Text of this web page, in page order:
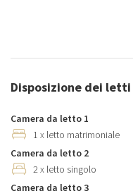
Bicchieri
Culla portatile (su richiesta)
Doccia
Ferro da stiro
Forno
Forno a microonde
Disposizione dei letti
Camera da letto 1
1 x letto matrimoniale
Camera da letto 2
2 x letto singolo
Camera da letto 3